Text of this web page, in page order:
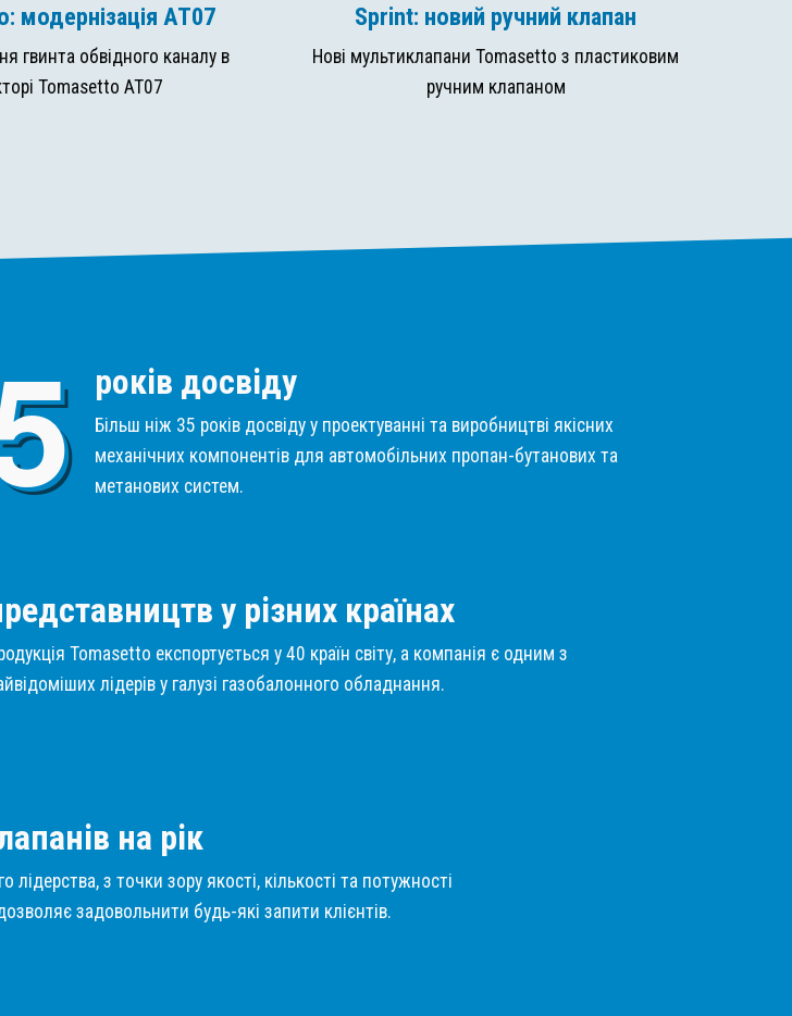
модернізація AT07
гвинта обвідного каналу в
Tomasetto AT07
Sprint: новий ручний клапан
Нові мультиклапани Tomasetto з пластиковим
ручним клапаном
років досвіду
Більш ніж 35 років досвіду у проектуванні та виробництві якісних
механічних компонентів для автомобільних пропан-бутанових та
метанових систем.
у різних країнах
Tomasetto експортується у 40 країн світу, а компанія є одним з
лідерів у галузі газобалонного обладнання.
на рік
лідерства, з точки зору якості, кількості та потужності
задовольнити будь-які запити клієнтів.